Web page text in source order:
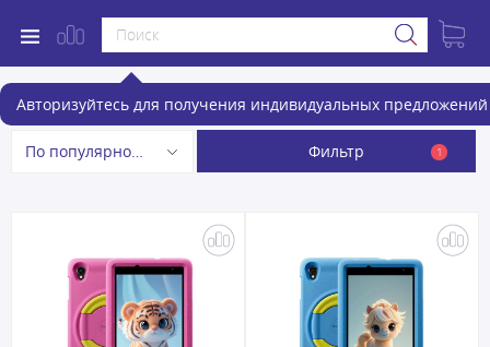
Авторизуйтесь для получения индивидуальных предложений
Планшеты
По популярности Фильтр 1